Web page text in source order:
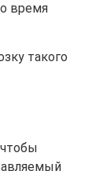
время
такого